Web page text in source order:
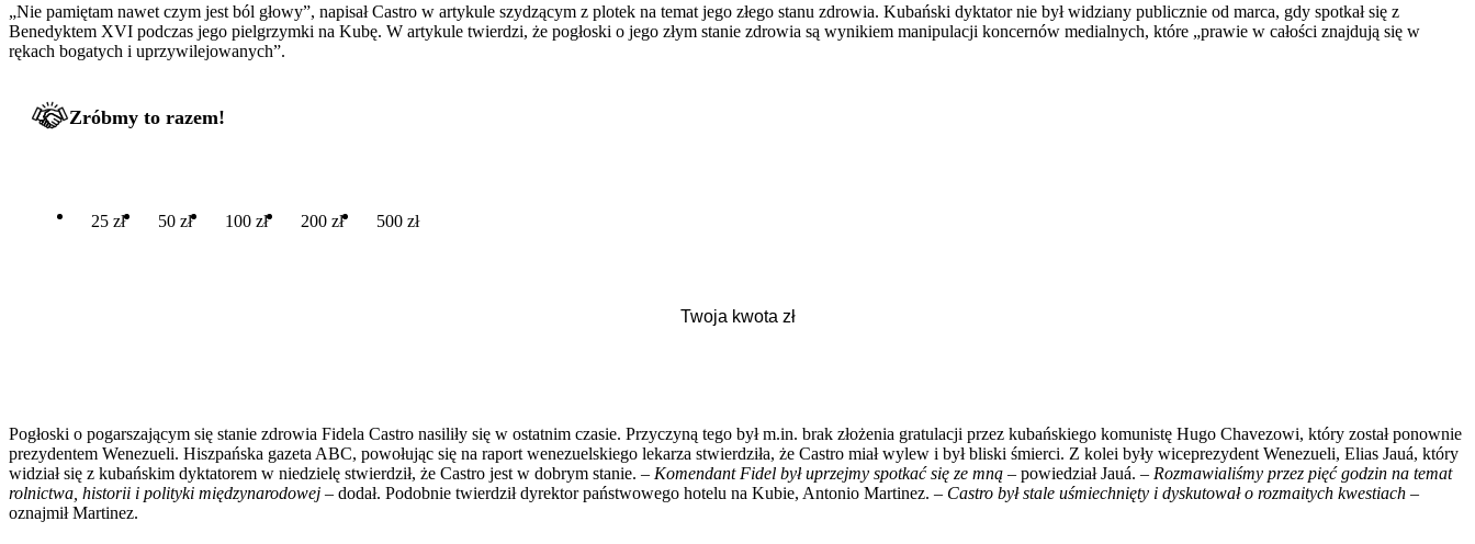
„Nie pamiętam nawet czym jest ból głowy”, napisał Castro w artykule szydzącym z plotek na temat jego złego stanu zdrowia. Kubański dyktator nie był widziany publicznie od marca, gdy spotkał się z
Benedyktem XVI podczas jego pielgrzymki na Kubę. W artykule twierdzi, że pogłoski o jego złym stanie zdrowia są wynikiem manipulacji koncernów medialnych, które „prawie w całości znajdują się w
rękach bogatych i uprzywilejowanych”.
Zróbmy to razem!
25 zł 50 zł 100 zł 200 zł 500 zł
Pogłoski o pogarszającym się stanie zdrowia Fidela Castro nasiliły się w ostatnim czasie. Przyczyną tego był m.in. brak złożenia gratulacji przez kubańskiego komunistę Hugo Chavezowi, który został ponownie
prezydentem Wenezueli. Hiszpańska gazeta ABC, powołując się na raport wenezuelskiego lekarza stwierdziła, że Castro miał wylew i był bliski śmierci. Z kolei były wiceprezydent Wenezueli, Elias Jauá, który
widział się z kubańskim dyktatorem w niedzielę stwierdził, że Castro jest w dobrym stanie. – Komendant Fidel był uprzejmy spotkać się ze mną – powiedział Jauá. – Rozmawialiśmy przez pięć godzin na temat
rolnictwa, historii i polityki międzynarodowej – dodał. Podobnie twierdził dyrektor państwowego hotelu na Kubie, Antonio Martinez. – Castro był stale uśmiechnięty i dyskutował o rozmaitych kwestiach –
oznajmił Martinez.